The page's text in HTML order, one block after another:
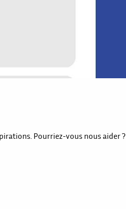
Pourriez-vous nous aider ?